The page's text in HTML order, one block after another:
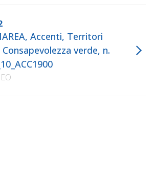
Accenti, Territori
verde, n.